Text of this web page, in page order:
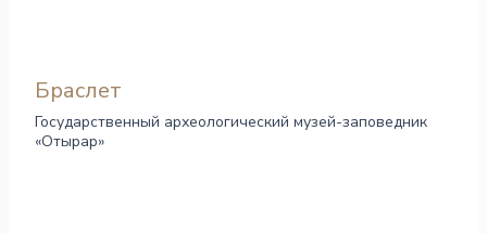
Браслет
Государственный археологический музей-заповедник
«Отырар»